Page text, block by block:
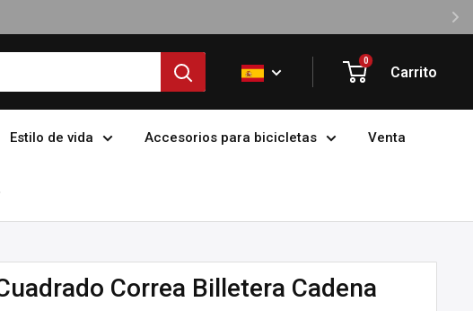
0
Carrito
Estilo de vida Accesorios para bicicletas Venta
Correa Billetera Cadena